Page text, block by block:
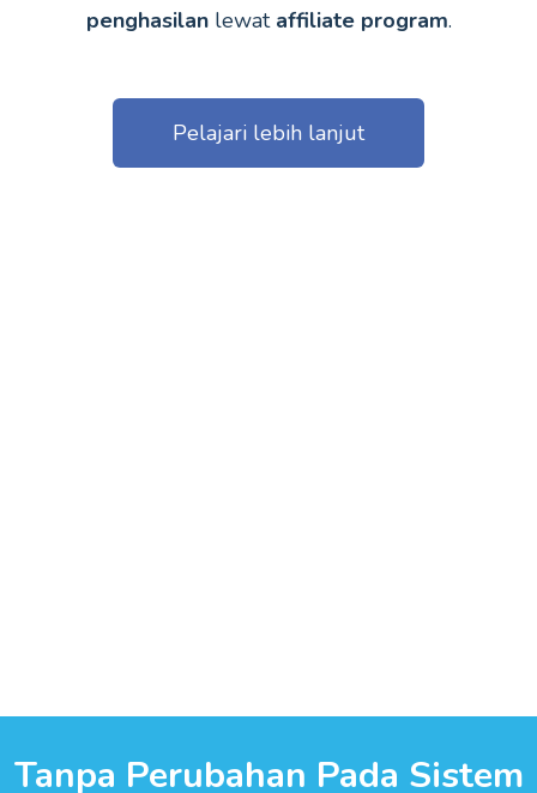
penghasilanlewat affiliate program.
Pelajari lebih lanjut
Tanpa Perubahan Pada Sistem